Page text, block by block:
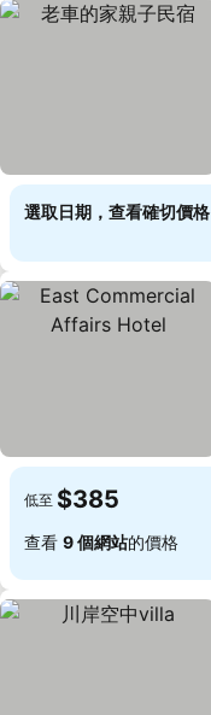
選取日期，查看確切價格
低至 $385
查看 9 個網站的價格